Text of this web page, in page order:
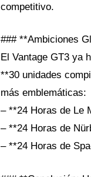
competitivo.
### **Ambiciones
El Vantage GT3 ya
**30 unidades
más emblemáticas:
– **24 Horas de Le
– **24 Horas de
– **24 Horas de